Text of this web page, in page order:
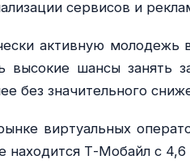
сервисов и
активную молодежь
шансы занять
без значительного
виртуальных
находится Т-Мобайл с